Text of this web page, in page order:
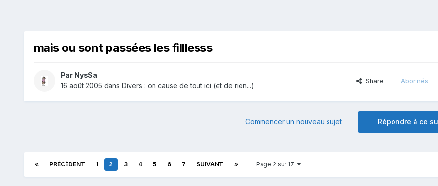
mais ou sont passées les filllesss
Par Nys$a
16 août 2005 dans Divers : on cause de tout ici (et de rien...)
Share Abonnés
Répondre à ce
Commencer un nouveau sujet
PRÉCÉDENT 1 2 3 4 5 6 7 SUIVANT Page 2 sur 17